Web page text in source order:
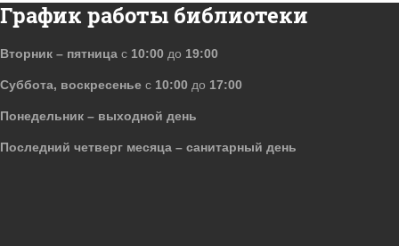
График работы библиотеки
Вторник – пятница с 10:00 до 19:00
Суббота, воскресенье с 10:00 до 17:00
Понедельник – выходной день
Последний четверг месяца – санитарный день